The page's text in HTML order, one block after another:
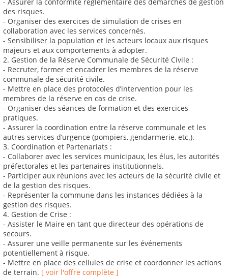
- Assurer la conformité réglementaire des démarches de gestion
des risques.
- Organiser des exercices de simulation de crises en
collaboration avec les services concernés.
- Sensibiliser la population et les acteurs locaux aux risques
majeurs et aux comportements à adopter.
2. Gestion de la Réserve Communale de Sécurité Civile :
- Recruter, former et encadrer les membres de la réserve
communale de sécurité civile.
- Mettre en place des protocoles d’intervention pour les
membres de la réserve en cas de crise.
- Organiser des séances de formation et des exercices
pratiques.
- Assurer la coordination entre la réserve communale et les
autres services d’urgence (pompiers, gendarmerie, etc.).
3. Coordination et Partenariats :
- Collaborer avec les services municipaux, les élus, les autorités
préfectorales et les partenaires institutionnels.
- Participer aux réunions avec les acteurs de la sécurité civile et
de la gestion des risques.
- Représenter la commune dans les instances dédiées à la
gestion des risques.
4. Gestion de Crise :
- Assister le Maire en tant que directeur des opérations de
secours.
- Assurer une veille permanente sur les événements
potentiellement à risque.
- Mettre en place des cellules de crise et coordonner les actions
de terrain. [ voir l'offre complète ]